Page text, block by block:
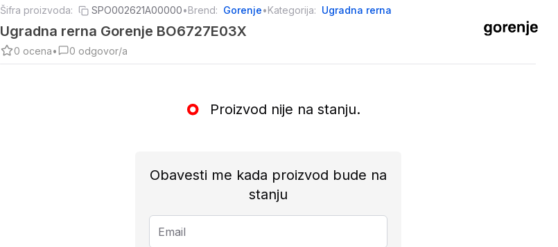
Šifra proizvoda: SPO002621A00000•Brend: Gorenje•Kategorija: Ugradna rerna
Ugradna rerna Gorenje BO6727E03X
0 ocena• 0 odgovor/a
Proizvod nije na stanju.
Obavesti me kada proizvod bude na
stanju